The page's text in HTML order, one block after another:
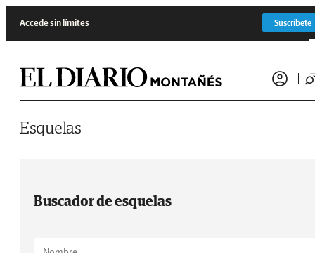
Accede sin límites Suscríbete
Esquelas
Buscador de esquelas